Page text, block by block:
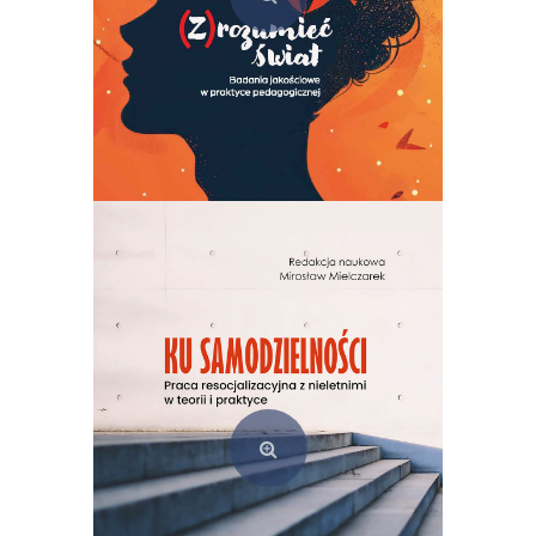
(Z)rozumieć świat. Badania jakościowe w praktyce pedagogicznej
Dodaj do koszyka